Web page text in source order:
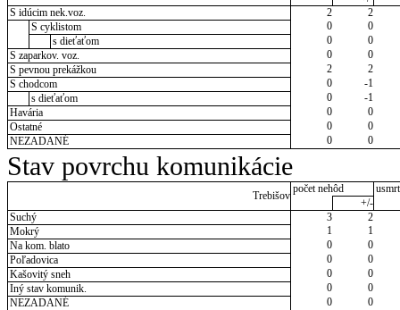
S idúcim nek.voz.
2
2
S cyklistom
0
0
s dieťaťom
0
0
S zaparkov. voz.
0
0
S pevnou prekážkou
2
2
S chodcom
0
-1
s dieťaťom
0
-1
Havária
0
0
Ostatné
0
0
NEZADANÉ
0 0
Stav povrchu komunikácie
Trebišov
počet nehôd
+/-
Suchý
3
2
Mokrý
1
1
Na kom. blato
0
0
Poľadovica
0
0
Kašovitý sneh
0
0
Iný stav komunik.
0
0
NEZADANÉ
0 0